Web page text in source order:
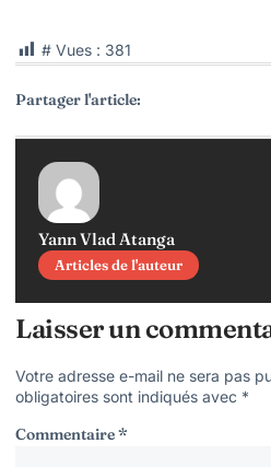
# Vues : 381
Partager l'article:
Yann Vlad Atanga
Articles de l'auteur
Laisser un
Votre adresse e-mail ne sera pas
obligatoires sont indiqués avec *
Commentaire*